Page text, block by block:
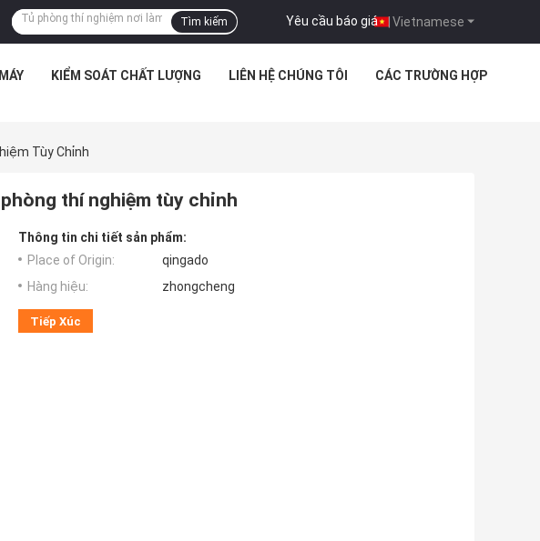
Vietnamese
Yêu cầu báo giá |
Tìm kiếm
KIỂM SOÁT CHẤT LƯỢNG LIÊN HỆ CHÚNG TÔI CÁC TRƯỜNG HỢP
Tùy Chỉnh
thí nghiệm tùy chỉnh
Thông tin chi tiết sản phẩm:
Place of Origin:
qingado
Hàng hiệu:
zhongcheng
Tiếp Xúc